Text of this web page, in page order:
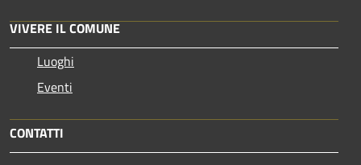
VIVERE IL COMUNE
Luoghi
Eventi
CONTATTI